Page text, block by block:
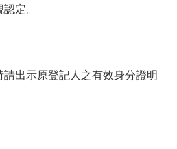
定。
出示原登記人之有效身分證明